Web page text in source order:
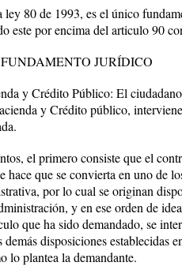
80 de 1993, es el único
este por encima del articulo 90
JURÍDICO
y Crédito Público: El
y Crédito público,
el primero consiste que el
hace que se convierta en uno de
por lo cual se originan
y en ese orden de
que ha sido demandado, se
demás disposiciones establecidas
lo plantea la demandante.